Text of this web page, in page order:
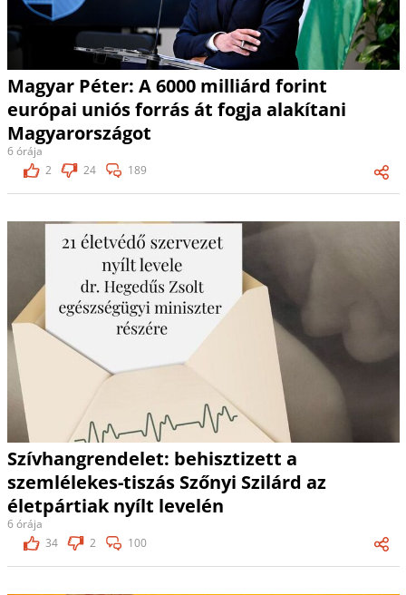
Magyar Péter: A 6000 milliárd forint
európai uniós forrás át fogja alakítani
Magyarországot
6 órája
2
24 189
Szívhangrendelet: behisztizett a
szemlélekes-tiszás Szőnyi Szilárd az
életpártiak nyílt levelén
6 órája
34
2 100